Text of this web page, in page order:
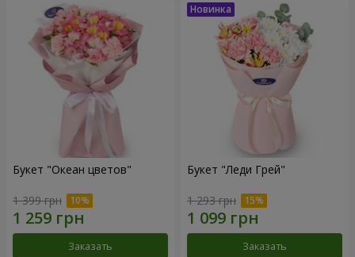
Букет "Океан цветов"
1 399 грн
Заказать
Букет "Леди Грей"
1 293 грн
Заказать